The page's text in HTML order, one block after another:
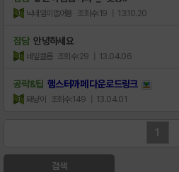
닉네임이없어용 조회수:19 | 13.10.20
잡담 안녕하세요
네잎클롭 조회수:29 | 13.04.06
공략&팁 햄스터까페 다운로드링크
돼냥이 조회수:149 | 13.04.01
1
검색